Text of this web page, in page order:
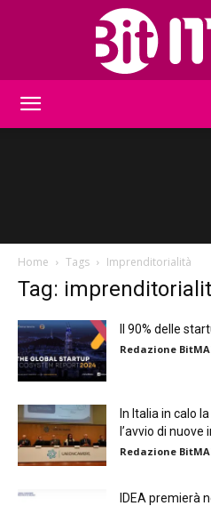
Home Tags Imprenditorialità
Tag:
ll 90% delle
Redazione
In Italia in calo
l’avvio di nuove
Redazione
IDEA premierà